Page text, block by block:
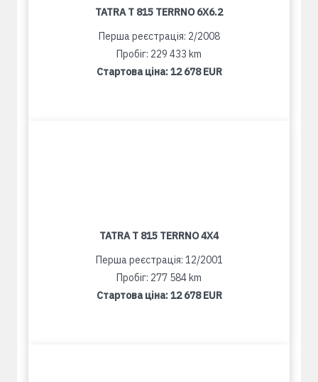
TATRA T 815 TERRNO 6X6.2
Перша реєстрація: 2/2008
Пробіг: 229 433 km
Стартова ціна:12 678 EUR
TATRA T 815 TERRNO 4X4
Перша реєстрація: 12/2001
Пробіг: 277 584 km
Стартова ціна:12 678 EUR